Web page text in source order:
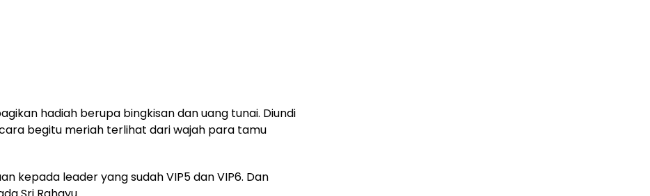
hadiah berupa bingkisan dan uang tunai. Diundi
begitu meriah terlihat dari wajah para tamu
kepada leader yang sudah VIP5 dan VIP6. Dan